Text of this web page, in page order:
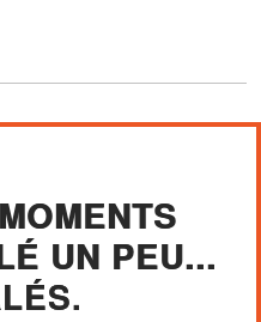
UN PEU...